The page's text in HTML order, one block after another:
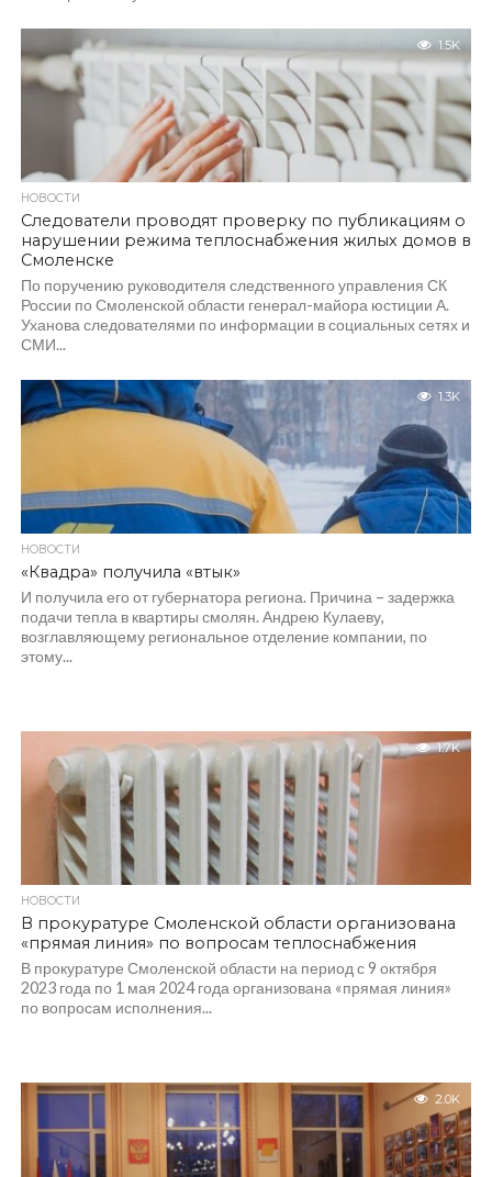
1.5K
НОВОСТИ
Следователи проводят проверку по публикациям о
нарушении режима теплоснабжения жилых домов в
Смоленске
По поручению руководителя следственного управления СК
России по Смоленской области генерал-майора юстиции А.
Уханова следователями по информации в социальных сетях и
СМИ...
1.3K
НОВОСТИ
«Квадра» получила «втык»
И получила его от губернатора региона. Причина – задержка
подачи тепла в квартиры смолян. Андрею Кулаеву,
возглавляющему региональное отделение компании, по
этому...
1.7K
НОВОСТИ
В прокуратуре Смоленской области организована
«прямая линия» по вопросам теплоснабжения
В прокуратуре Смоленской области на период с 9 октября
2023 года по 1 мая 2024 года организована «прямая линия»
по вопросам исполнения...
2.0K